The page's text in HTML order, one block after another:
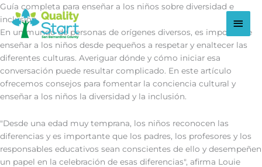
Ir
al
contenido
Guía completa para enseñar a los niños sobre diversidad e
inclusión
En un mundo de personas de orígenes diversos, es importante
enseñar a los niños desde pequeños a respetar y enaltecer las
diferentes culturas. Averiguar dónde y cómo iniciar esa
conversación puede resultar complicado. En este artículo
ofrecemos consejos para fomentar la conciencia cultural y
enseñar a los niños la diversidad y la inclusión.
"Desde una edad muy temprana, los niños reconocen las
diferencias y es importante que los padres, los profesores y los
responsables educativos sean conscientes de ello y desempeñen
un papel en la celebración de esas diferencias", afirma Louie